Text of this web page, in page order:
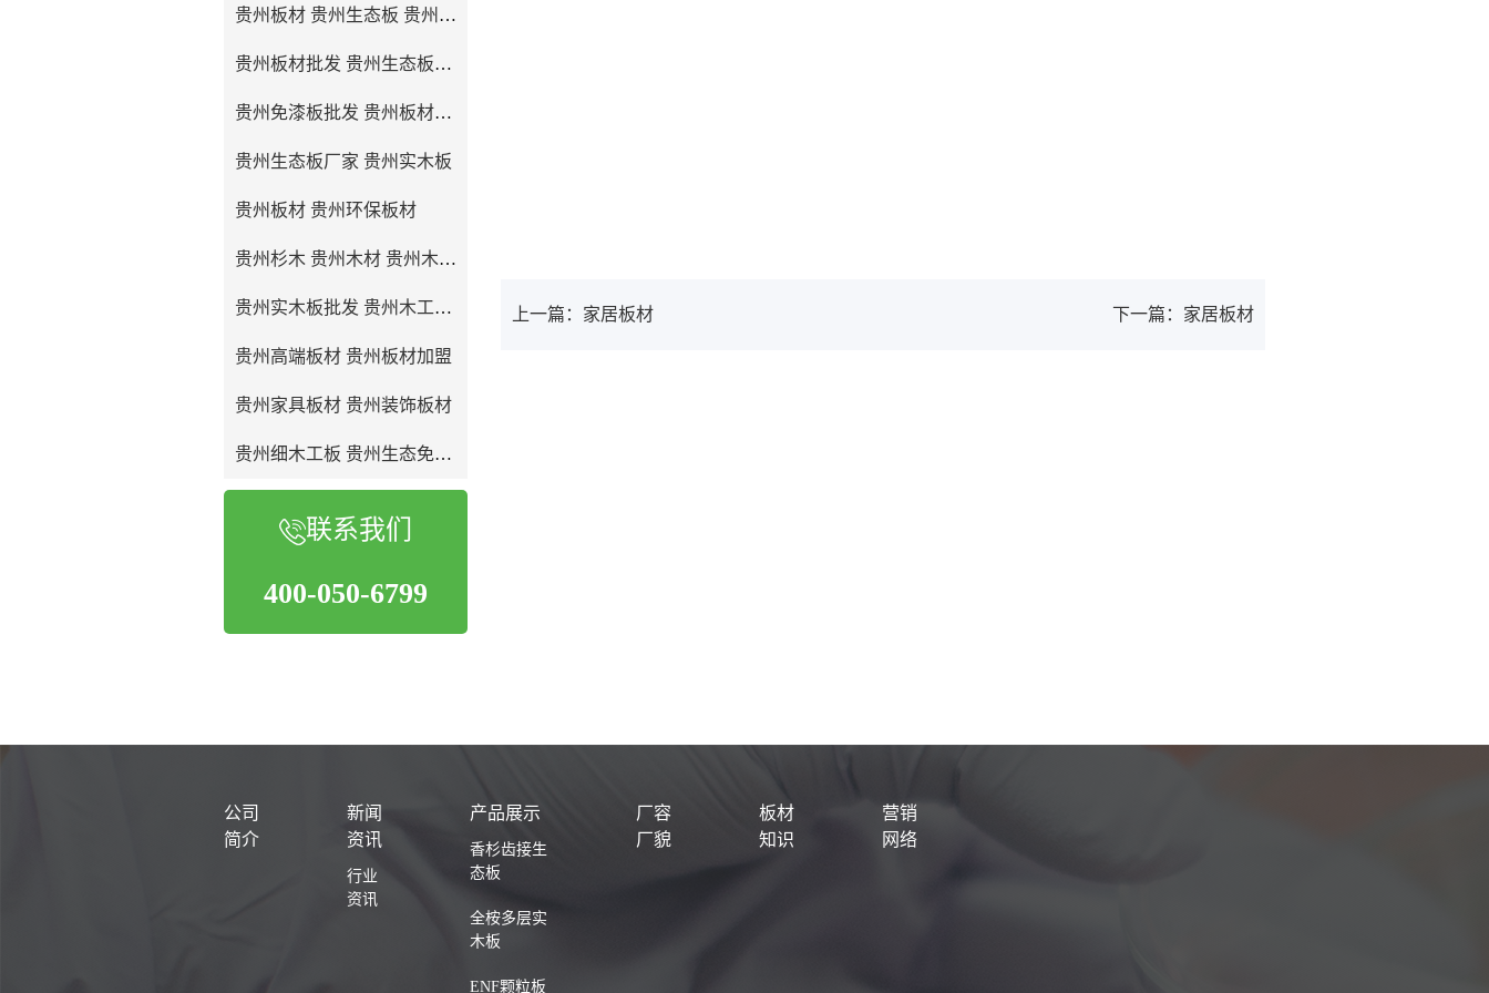
贵州板材 贵州生态板 贵州免漆板
贵州板材批发 贵州生态板批发
贵州免漆板批发 贵州板材厂家
贵州生态板厂家 贵州实木板
贵州板材 贵州环保板材
贵州杉木 贵州木材 贵州木工板
贵州实木板批发 贵州木工板批发
贵州高端板材 贵州板材加盟
贵州家具板材 贵州装饰板材
贵州细木工板 贵州生态免漆板
联系我们
400-050-6799
上一篇：家居板材 下一篇：家居板材
公司
简介
新闻
资讯
行业
资讯
产品展示
香杉齿接生
态板
全桉多层实
木板
ENF颗粒板
厂容
厂貌
板材
知识
营销
网络